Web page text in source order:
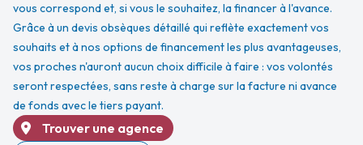
vous correspond et, si vous le souhaitez, la financer à l'avance.
Grâce à un devis obsèques détaillé qui reflète exactement vos
souhaits et à nos options de financement les plus avantageuses,
vos proches n'auront aucun choix difficile à faire : vos volontés
seront respectées, sans reste à charge sur la facture ni avance
de fonds avec le tiers payant.
Trouver une agence